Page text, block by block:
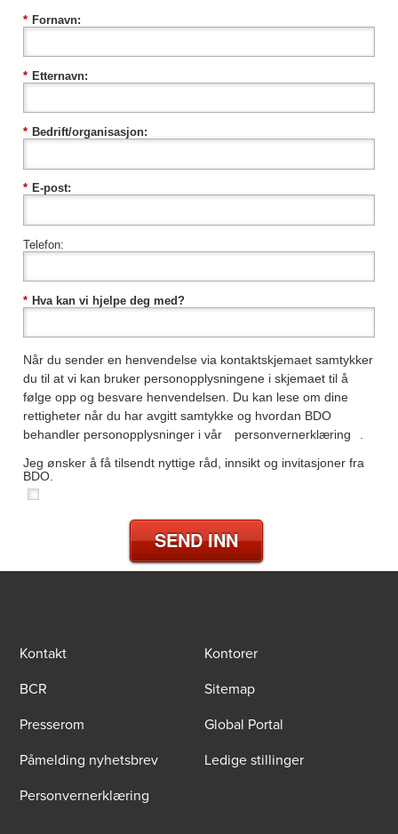
* Fornavn:
* Etternavn:
* Bedrift/organisasjon:
* E-post:
Telefon:
* Hva kan vi hjelpe deg med?
Når du sender en henvendelse via kontaktskjemaet samtykker
du til at vi kan bruker personopplysningene i skjemaet til å
følge opp og besvare henvendelsen. Du kan lese om dine
rettigheter når du har avgitt samtykke og hvordan BDO
behandler personopplysninger i vår
personvernerklæring
Jeg ønsker å få tilsendt nyttige råd, innsikt og invitasjoner fra
BDO.
SEND INN
Kontakt
Kontorer
BCR
Sitemap
Presserom
Global Portal
Påmelding nyhetsbrev
Ledige stillinger
Personvernerklæring